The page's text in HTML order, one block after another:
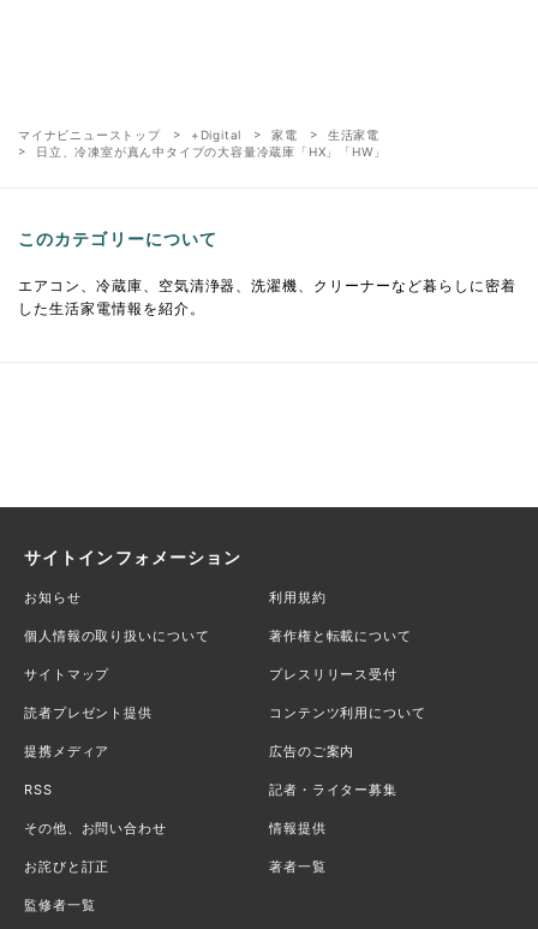
マイナビニューストップ +Digital 家電
生活家電
日立、冷凍室が真ん中タイプの大容量冷蔵庫「HX」「HW」
このカテゴリーについて
エアコン、冷蔵庫、空気清浄器、洗濯機、クリーナーなど暮らしに密着
した生活家電情報を紹介。
サイトインフォメーション
お知らせ 利用規約
個人情報の取り扱いについて 著作権と転載について
サイトマップ プレスリリース受付
読者プレゼント提供 コンテンツ利用について
提携メディア 広告のご案内
RSS 記者・ライター募集
その他、お問い合わせ 情報提供
お詫びと訂正 著者一覧
監修者一覧